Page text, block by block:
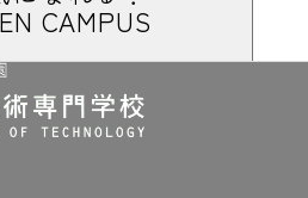
CAMPUS